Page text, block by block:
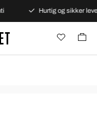
Hurtig og sikker levering